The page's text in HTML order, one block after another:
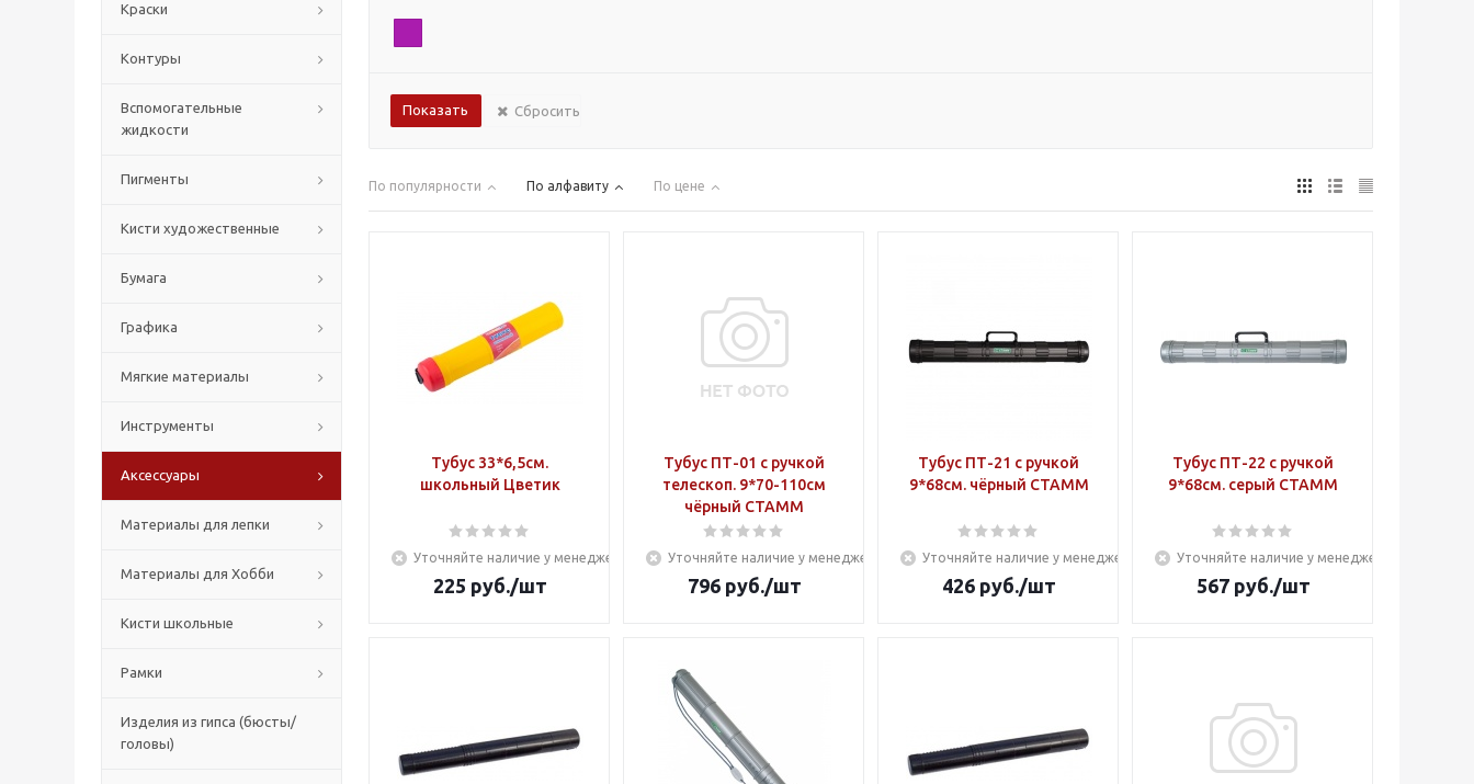
Краски
Контуры
Вспомогательные
жидкости
Пигменты
Кисти художественные
Бумага
Графика
Мягкие материалы
Инструменты
Аксессуары
Материалы для лепки
Материалы для Хобби
Кисти школьные
Рамки
Изделия из гипса (бюсты/
головы)
Сбросить
По популярности По алфавиту По цене
Тубус 33*6,5см.
школьный Цветик
Уточняйте наличие у менеджера
225 руб./шт
Тубус ПТ-01 с ручкой
телескоп. 9*70-110см
чёрный СТАММ
Уточняйте наличие у менеджера
796руб./шт
Тубус ПТ-21 с ручкой
9*68см. чёрный СТАММ
Уточняйте наличие у менеджера
426руб./шт
Тубус ПТ-22 с ручкой
9*68см. серый СТАММ
Уточняйте наличие у менеджера
567руб./шт